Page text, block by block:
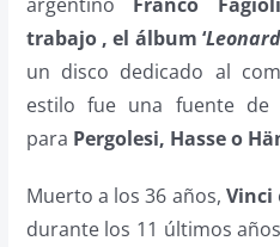
trabajo , el álbum ‘
un disco dedicado al
estilo fue una fuente de
para Pergolesi, Hasse o
Muerto a los 36 años, Vinci
durante los 11 últimos